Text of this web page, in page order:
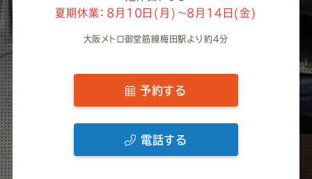
夏期休業：8月10日(月)～8月14日(金)
大阪メトロ御堂筋線梅田駅より約4分
予約する
電話する